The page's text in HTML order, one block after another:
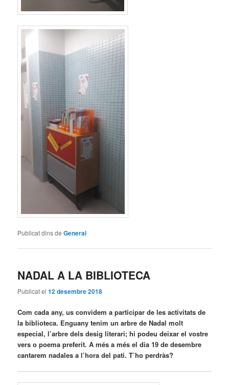
Publicat dins de General
NADAL A LA BIBLIOTECA
Publicat el12 desembre 2018
Com cada any, us convidem a participar de les activitats de
la biblioteca. Enguany tenim un arbre de Nadal molt
especial, l’arbre dels desig literari; hi podeu deixar el vostre
vers o poema preferit. A més a més el dia 19 de desembre
cantarem nadales a l’hora del pati. T’ho perdràs?